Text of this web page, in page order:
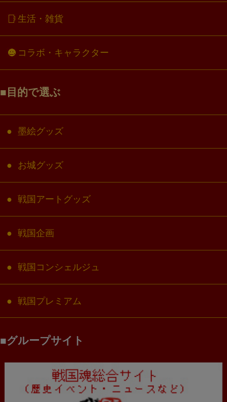
生活・雑貨
コラボ・キャラクター
目的で選ぶ
墨絵グッズ
お城グッズ
戦国アートグッズ
戦国企画
戦国コンシェルジュ
戦国プレミアム
グループサイト